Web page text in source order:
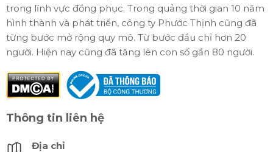
trong lĩnh vực đồng phục. Trong quảng thời gian 10 năm
hình thành và phát triển, công ty Phước Thịnh cũng đã
từng bước mở rộng quy mô. Từ bước đầu chỉ hơn 20
người. Hiện nay cũng đã tăng lên con số gần 80 người.
Thông tin liên hệ
Địa chỉ